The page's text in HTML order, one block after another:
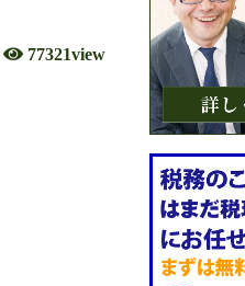
77321view